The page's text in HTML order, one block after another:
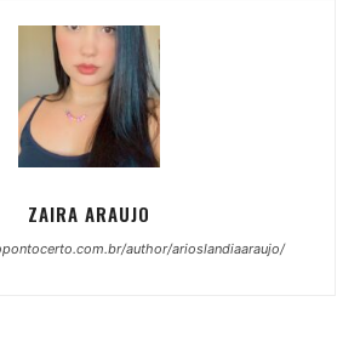
ZAIRA ARAUJO
author/arioslandiaaraujo/